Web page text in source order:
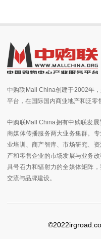
中购联Mall China创建于2002年
平台，在国际国内商业地产和泛零
中购联Mall China拥有中购联发
商媒体传播服务两大业务集群。
业培训、商产智库、市场研究、
产和零售企业的市场发展与业务
具号召力和辐射力的全媒体矩阵
交流与品牌建设。